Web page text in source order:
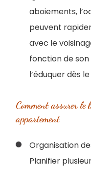
aboiements,
peuvent
avec le
fonction de
l’éduquer dès
Comment assurer le
appartement
Organisation
Planifier